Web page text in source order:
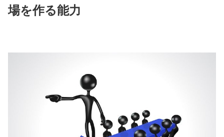
場を作る能力